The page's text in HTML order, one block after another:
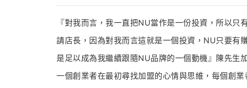
『對我而言，我一直把NU當作是一份投資，所以
請店長，因為對我而言這就是一個投資，NU只要有
是足以成為我繼續跟隨NU品牌的一個動機』陳先生
一個創業者在最初尋找加盟的心情與思維，每個創